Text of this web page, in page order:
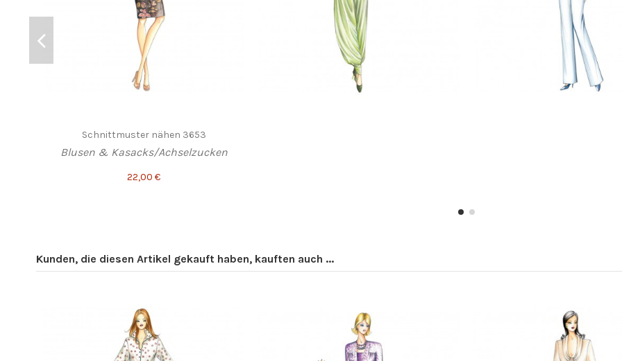
Schnittmuster nähen 3653
Blusen & Kasacks/Achselzucken
22,00 €
Kunden, die diesen Artikel gekauft haben, kauften auch ...